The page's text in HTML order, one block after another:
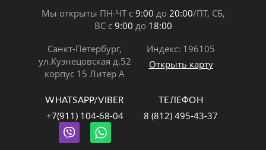
Мы открыты ПН-ЧТ с 9:00 до 20:00/ПТ, СБ,
ВС с 9:00 до 18:00
Санкт-Петербург,
ул.Кузнецовская д.52
корпус 15 Литер А
Индекс: 196105
Открыть карту
WHATSAPP/VIBER
+7(911) 104-68-04
ТЕЛЕФОН
8 (812) 495-43-37